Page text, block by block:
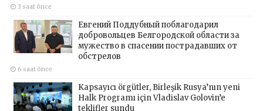
3 saat önce
Евгений Поддубный поблагодарил
добровольцев Белгородской области за
мужество в спасении пострадавших от
обстрелов
6 saat önce
Kapsayıcı örgütler, Birleşik Rusya’nın yeni
Halk Programı için Vladislav Golovin’e
teklifler sundu